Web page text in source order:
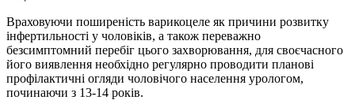
Враховуючи поширеність варикоцеле як причини розвитку
інфертильності у чоловіків, а також переважно
безсимптомний перебіг цього захворювання, для своєчасного
його виявлення необхідно регулярно проводити планові
профілактичні огляди чоловічого населення урологом,
починаючи з 13-14 років.